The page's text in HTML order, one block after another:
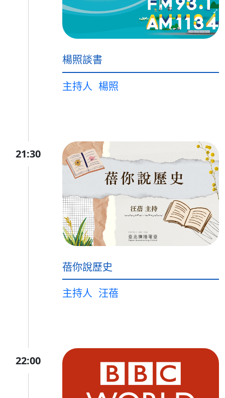
楊照談書
主持人 楊照
21:30
蓓你說歷史
主持人 汪蓓
22:00